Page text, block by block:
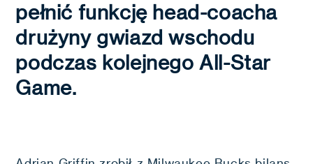
pełnić funkcję head-coacha
drużyny gwiazd wschodu
podczas kolejnego All-Star
Game.